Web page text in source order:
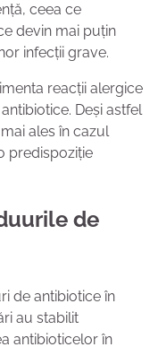
ceea ce
devin mai puțin
infecții grave.
reacții alergice
Deși astfel
ales în cazul
predispoziție
de
de antibiotice în
au stabilit
antibioticelor în